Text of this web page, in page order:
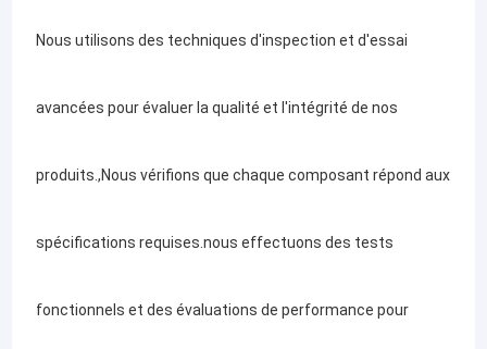
Nous utilisons des techniques d'inspection et d'essai
avancées pour évaluer la qualité et l'intégrité de nos
produits.,Nous vérifions que chaque composant répond aux
spécifications requises.nous effectuons des tests
fonctionnels et des évaluations de performance pour